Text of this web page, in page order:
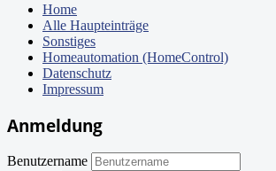
Home
Alle Haupteinträge
Sonstiges
Homeautomation (HomeControl)
Datenschutz
Impressum
Anmeldung
Benutzername